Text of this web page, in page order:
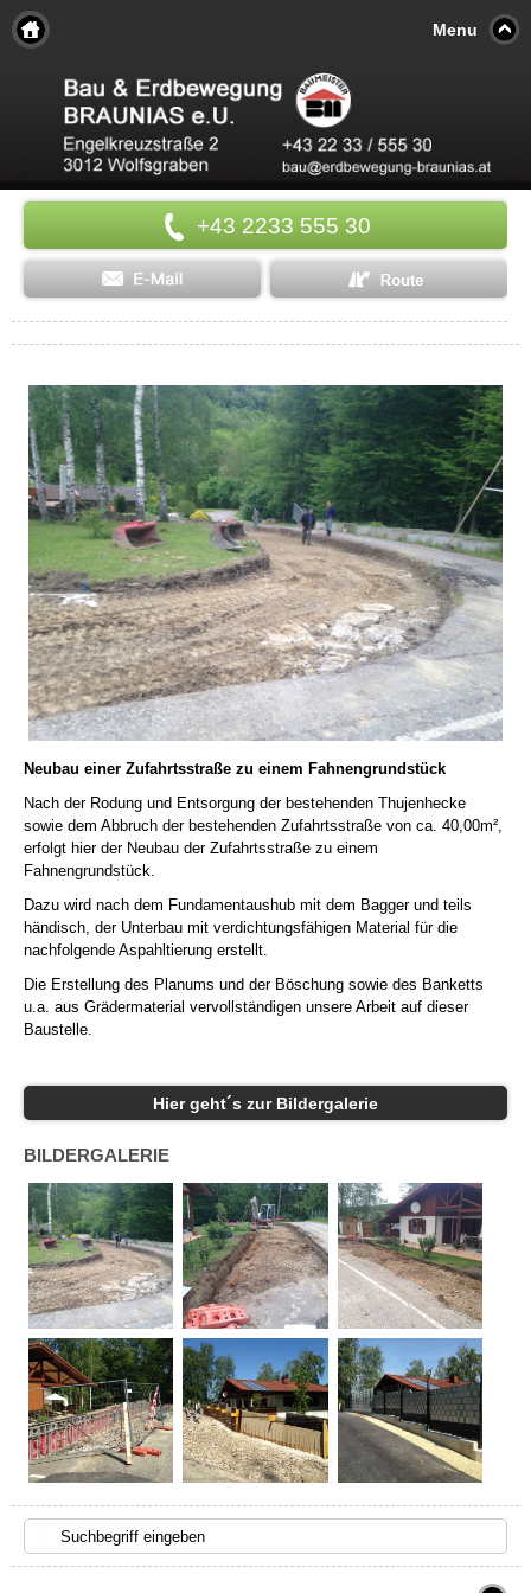
Menu
+43 2233 555 30
Neubau einer Zufahrtsstraße zu einem Fahnengrundstück
Nach der Rodung und Entsorgung der bestehenden Thujenhecke
sowie dem Abbruch der bestehenden Zufahrtsstraße von ca. 40,00m²,
erfolgt hier der Neubau der Zufahrtsstraße zu einem
Fahnengrundstück.
Dazu wird nach dem Fundamentaushub mit dem Bagger und teils
händisch, der Unterbau mit verdichtungsfähigen Material für die
nachfolgende Aspahltierung erstellt.
Die Erstellung des Planums und der Böschung sowie des Banketts
u.a. aus Grädermaterial vervollständigen unsere Arbeit auf dieser
Baustelle.
Hier geht´s zur Bildergalerie
BILDERGALERIE